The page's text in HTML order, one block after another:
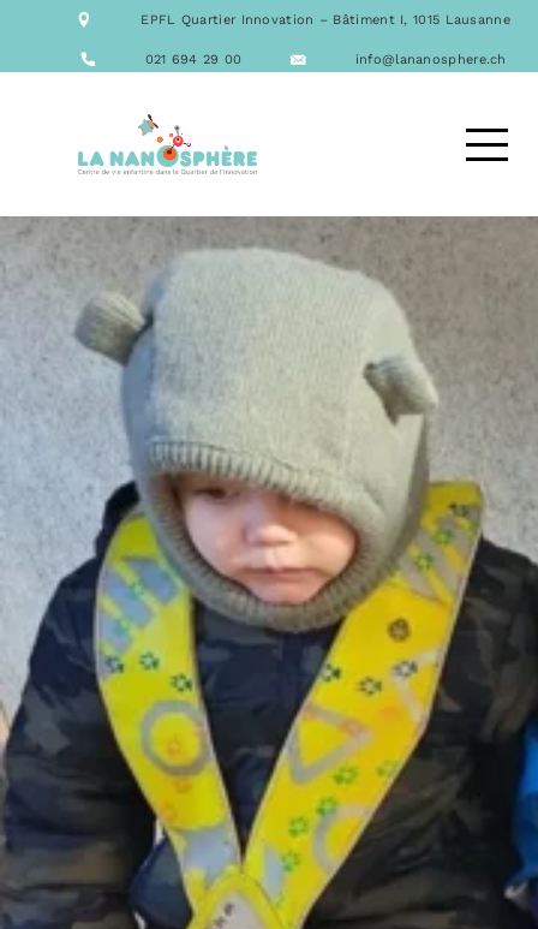
EPFL Quartier Innovation – Bâtiment I, 1015 Lausanne
021 694 29 00 info@lananosphere.ch
ACTIVITÉS
DEMANDE D’ACCUEIL